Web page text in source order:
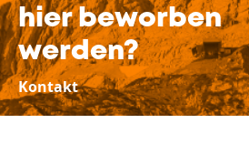
hier beworben
werden?
Kontakt